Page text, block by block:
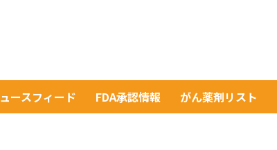
ースフィード FDA承認情報 がん薬剤リスト